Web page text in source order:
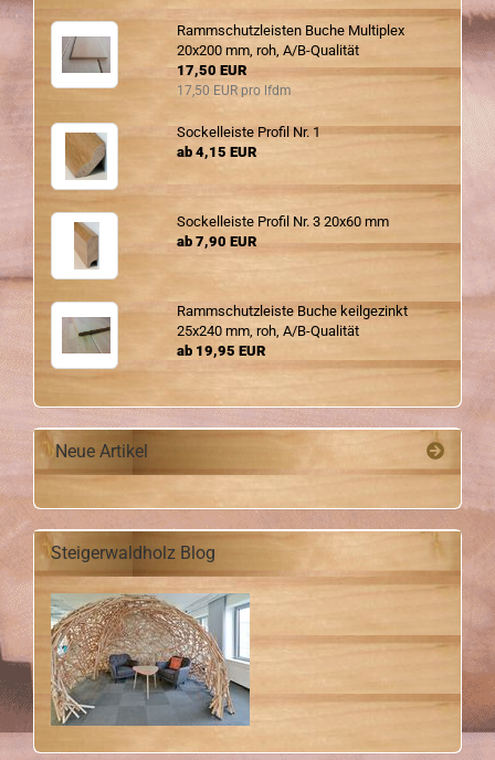
Ramm­schutz­leis­ten Buche Mul­ti­plex
20x200 mm, roh, A/B-​Qualität
17,50 EUR
17,50 EUR pro lfdm
So­ckel­leis­te Pro­fil Nr. 1
ab 4,15 EUR
So­ckel­leis­te Pro­fil Nr. 3 20x60 mm
ab 7,90 EUR
Ramm­schutz­leis­te Buche keil­ge­zinkt
25x240 mm, roh, A/B-​Qualität
ab 19,95 EUR
Neue Artikel
Steigerwaldholz Blog